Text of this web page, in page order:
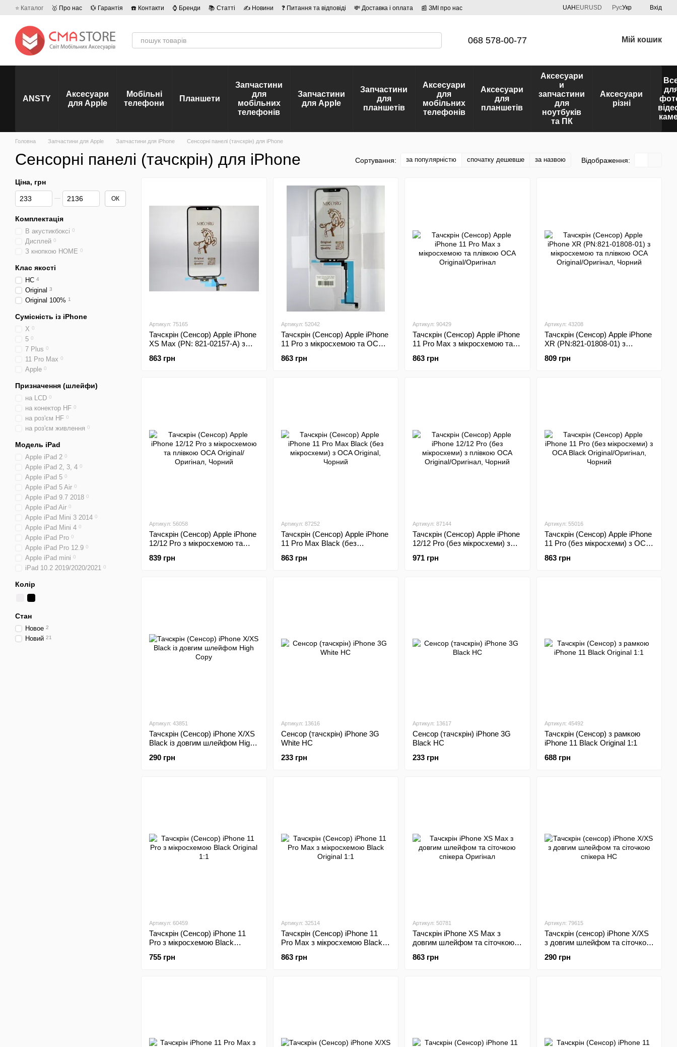
Перейти до основного контенту
⭐ Каталог 🥇 Про нас 💱 Гарантія ☎️ Контакти ⌚ Бренди 📚 Статті ✍ Новини ❓ Питання та відповіді 💸 Доставка і оплата
📰 ЗМІ про нас
UAH EURUSD РусУкр Вхід
068 578-00-77 Мій кошик
ANSTY
Аксесуари
для Apple
Мобільні
телефони
Планшети
Запчастини
для
мобільних
телефонів
Запчастини
для Apple
Запчастини
для
планшетів
Аксесуари
для
мобільних
телефонів
Аксесуари
для
планшетів
Аксесуари
и
запчастини
для
ноутбуків
та ПК
Аксесуари
різні
Головна Запчастини для Apple Запчастини для iPhone Сенсорні панелі (тачскрін) для iPhone
Сенсорні панелі (тачскрін) для iPhone Сортування: за популярністю спочатку дешевше за назвою Відображення:
Артикул: 75165
Тачскрін (Сенсор) Apple iPhone
XS Max (PN: 821-02157-A) з
Original/Оригінал
863 грн
Артикул: 52042
Тачскрін (Сенсор) Apple iPhone
11 Pro з мікросхемою та OCA
863 грн
Артикул: 90429
Тачскрін (Сенсор) Apple iPhone
11 Pro Max з мікросхемою та
863 грн
Артикул: 43208
Тачскрін (Сенсор) Apple iPhone
XR (PN:821-01808-01) з
Original/Оригінал
809 грн
Артикул: 56058
Тачскрін (Сенсор) Apple iPhone
12/12 Pro з мікросхемою та
839 грн
Артикул: 87252
Тачскрін (Сенсор) Apple iPhone
11 Pro Max Black (без
863 грн
Артикул: 87144
Тачскрін (Сенсор) Apple iPhone
12/12 Pro (без мікросхеми) з
971 грн
Артикул: 55016
Тачскрін (Сенсор) Apple iPhone
11 Pro (без мікросхеми) з OCA
863 грн
Артикул: 43851
Тачскрін (Сенсор) iPhone X/XS
Black із довгим шлейфом High
290 грн
Артикул: 13616
Сенсор (тачскрін) iPhone 3G
White HC
233 грн
Артикул: 13617
Сенсор (тачскрін) iPhone 3G
Black HC
233 грн
Артикул: 45492
Тачскрін (Сенсор) з рамкою
iPhone 11 Black Original 1:1
688 грн
Артикул: 60459
Тачскрін (Сенсор) iPhone 11
Pro з мікросхемою Black
755 грн
Артикул: 32514
Тачскрін (Сенсор) iPhone 11
Pro Max з мікросхемою Black
863 грн
Артикул: 50781
Тачскрін iPhone XS Max з
довгим шлейфом та сіточкою
863 грн
Артикул: 79615
Тачскрін (сенсор) iPhone X/XS
з довгим шлейфом та сіточкою
290 грн
Ціна, грн
Від Ціна, грн
До Ціна, грн ОК
Комплектація
В акустикбоксі 0
Дисплей 0
З кнопкою HOME 0
Клас якості
HC 4
Original 3
Original 100% 1
Сумісність із iPhone
X 0
5 0
7 Plus 0
11 Pro Max 0
Apple 0
Призначення (шлейфи)
на LCD 0
на конектор HF 0
на роз'єм HF 0
на роз'єм живлення 0
Модель iPad
Apple iPad 2 0
Apple iPad 2, 3, 4 0
Apple iPad 5 0
Apple iPad 5 Air 0
Apple iPad 9.7 2018 0
Apple iPad Air 0
Apple iPad Mini 3 2014 0
Apple iPad Mini 4 0
Apple iPad Pro 0
Apple iPad Pro 12.9 0
Apple iPad mini 0
iPad 10.2 2019/2020/2021 0
Колір
Стан
Новое 2
Новий 21